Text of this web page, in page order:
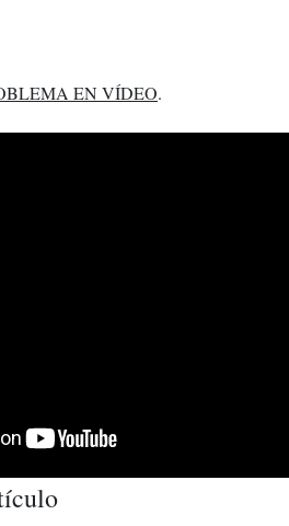
EN VÍDEO.